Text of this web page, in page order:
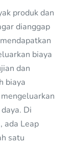
produk dan
dianggap
biaya
dan
biaya
Di
ada Leap
satu